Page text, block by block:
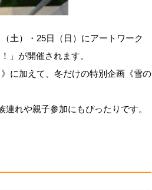
土）・25日（日）にアートワーク
」が開催されます。
に加えて、冬だけの特別企画《雪の
れや親子参加にもぴったりです。